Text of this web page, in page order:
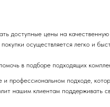
доступные цены на
осуществляется легко и
в подборе подходящих
профессиональном подходе,
нашим клиентам поддерживать